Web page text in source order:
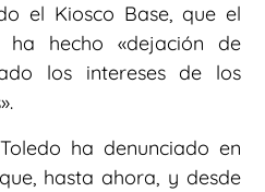
el Kiosco Base, que el
ha hecho «dejación de
los intereses de los
ha denunciado en
hasta ahora, y desde